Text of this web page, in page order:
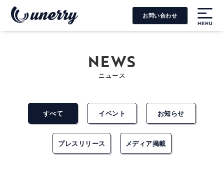
お問い合わせ
NEWS
ニュース
すべて イベント お知らせ
プレスリリース メディア掲載